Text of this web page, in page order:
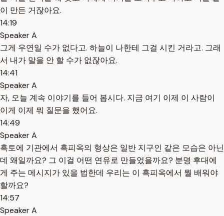
이 만든 거잖아요.
14:19
Speaker A
그게 우연일 수가 없다고. 하늘이 나한테 그걸 시킨 거라고. 그래
서 내가 말을 안 할 수가 없잖아요.
14:41
Speaker A
자, 오늘 계속 이야기를 들어 봅시다. 지금 여기 이제 이 사람이
이게 이제 뭐 질문을 했어요.
14:49
Speaker A
흑토에 기관에서 흑피옥의 형상은 일반 지구인 같은 모습은 아닌
데 왜일까요? 그 이걸 어떤 연유로 만들었을까요? 분명 후대에
게 주는 메시지가 있을 법한데 우리는 이 흑피옥에서 뭘 배워야
할까요?
14:57
Speaker A